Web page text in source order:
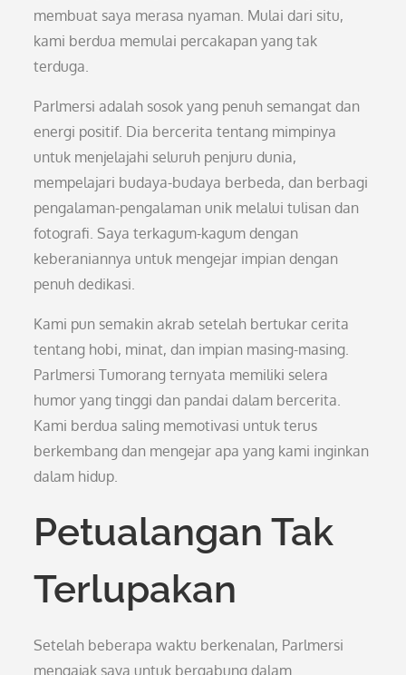
membuat saya merasa nyaman. Mulai dari situ,
kami berdua memulai percakapan yang tak
terduga.
Parlmersi adalah sosok yang penuh semangat dan
energi positif. Dia bercerita tentang mimpinya
untuk menjelajahi seluruh penjuru dunia,
mempelajari budaya-budaya berbeda, dan berbagi
pengalaman-pengalaman unik melalui tulisan dan
fotografi. Saya terkagum-kagum dengan
keberaniannya untuk mengejar impian dengan
penuh dedikasi.
Kami pun semakin akrab setelah bertukar cerita
tentang hobi, minat, dan impian masing-masing.
Parlmersi Tumorang ternyata memiliki selera
humor yang tinggi dan pandai dalam bercerita.
Kami berdua saling memotivasi untuk terus
berkembang dan mengejar apa yang kami inginkan
dalam hidup.
Petualangan Tak
Terlupakan
Setelah beberapa waktu berkenalan, Parlmersi
mengajak saya untuk bergabung dalam